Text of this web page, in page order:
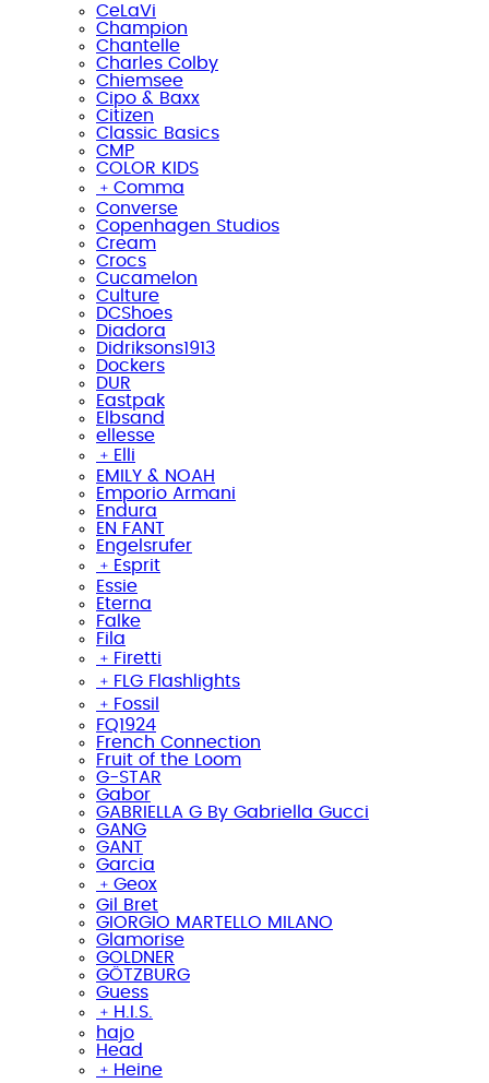
CeLaVi
Champion
Chantelle
Charles Colby
Chiemsee
Cipo & Baxx
Citizen
Classic Basics
CMP
COLOR KIDS
﹢ Comma
Converse
Copenhagen Studios
Cream
Crocs
Cucamelon
Culture
DCShoes
Diadora
Didriksons1913
Dockers
DUR
Eastpak
Elbsand
ellesse
﹢ Elli
EMILY & NOAH
Emporio Armani
Endura
EN FANT
Engelsrufer
﹢ Esprit
Essie
Eterna
Falke
Fila
﹢ Firetti
﹢ FLG Flashlights
﹢ Fossil
FQ1924
French Connection
Fruit of the Loom
G-STAR
Gabor
GABRIELLA G By Gabriella Gucci
GANG
GANT
Garcia
﹢ Geox
Gil Bret
GIORGIO MARTELLO MILANO
Glamorise
GOLDNER
GÖTZBURG
Guess
﹢ H.I.S.
hajo
Head
﹢ Heine